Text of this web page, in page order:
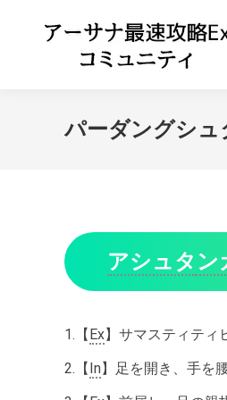
パーダングシ
アシュタ ン
1.【Ex】サマスティティ
2.【In】足を開き、手を